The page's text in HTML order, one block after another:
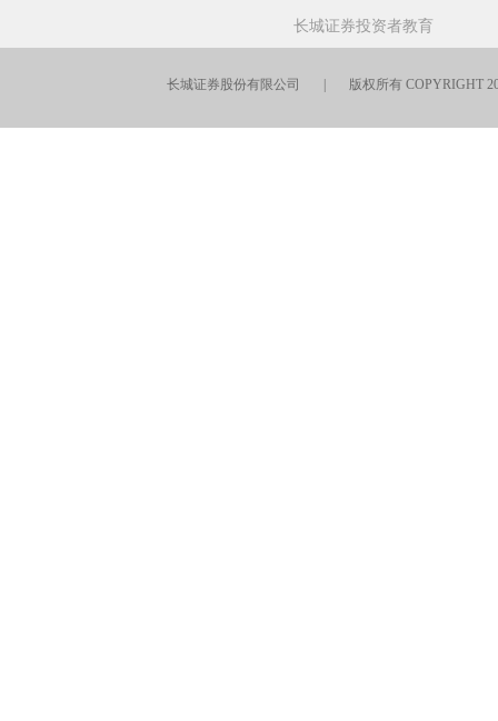
长城证券投资者教育
长城证券股份有限公司 | 版权所有 COPYRIGHT